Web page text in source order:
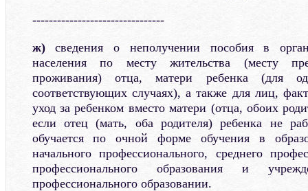
--------------------------------
ж)сведения о неполучении пособия в
населения по месту жительства (месту
проживания) отца, матери ребенка (для
соответствующих случаях), а также для лиц,
уход за ребенком вместо матери (отца, обоих
если отец (мать, оба родителя) ребенка не
обучается по очной форме обучения в
начального профессионального, среднего
профессионального образования и
профессионального образовании.